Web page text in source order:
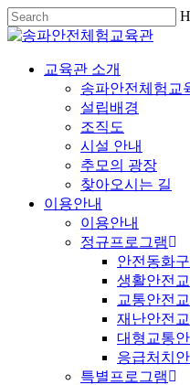
교육관 소개
송파안전체험교
설립배경
조직도
시설 안내
추모의 광장
찾아오시는 길
이용안내
이용안내
정규프로그램
안전동화
생활안전
교통안전
재난안전
대형교통
응급처치
특별프로그램